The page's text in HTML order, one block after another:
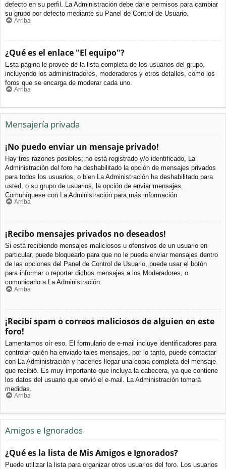
defecto en su perfil. La Administración debe darle permisos para cambiar
su grupo por defecto mediante su Panel de Control de Usuario.
Arriba
¿Qué es el enlace "El equipo"?
Esta página le provee de la lista completa de los usuarios del grupo,
incluyendo los administradores, moderadores y otros detalles, como los
foros que se encarga de moderar cada uno.
Arriba
Mensajería privada
¡No puedo enviar un mensaje privado!
Hay tres razones posibles; no está registrado y/o identificado, La
Administración del foro ha deshabilitado la opción de mensajes privados
para todos los usuarios, o bien La Administración ha deshabilitado para
usted, o su grupo de usuarios, la opción de enviar mensajes.
Comuníquese con La Administración para más información.
Arriba
¡Recibo mensajes privados no deseados!
Si está recibiendo mensajes maliciosos u ofensivos de un usuario en
particular, puede bloquearlo para que no le pueda enviar mensajes dentro
de las opciones del Panel de Control de Usuario, puede usar el botón
para informar o reportar dichos mensajes a los Moderadores, o
comunicarlo a La Administración.
Arriba
¡Recibí spam o correos maliciosos de alguien en este
foro!
Lamentamos oír eso. El formulario de e-mail incluye identificadores para
controlar quién ha enviado tales mensajes, por lo tanto, puede contactar
con La Administración y hacerles llegar una copia completa del mensaje
que recibió. Es muy importante que incluya la cabecera, ya que contiene
los datos del usuario que envió el e-mail. La Administración tomará
medidas.
Arriba
Amigos e Ignorados
¿Qué es la lista de Mis Amigos e Ignorados?
Puede utilizar la lista para organizar otros usuarios del foro. Los usuarios